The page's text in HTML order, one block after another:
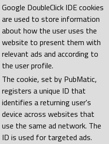
Google DoubleClick IDE cookies
are used to store information
about how the user uses the
website to present them with
relevant ads and according to
the user profile.
The cookie, set by PubMatic,
registers a unique ID that
identifies a returning user's
device across websites that
use the same ad network. The
ID is used for targeted ads.